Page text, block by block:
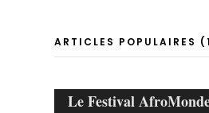
ARTICLES POPULAIRES
Le Festival